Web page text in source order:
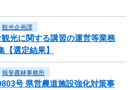
観光企画課
光に関する講習の運営等業務
選定結果】
揖斐農林事務所
号 県営農道施設強化対策事